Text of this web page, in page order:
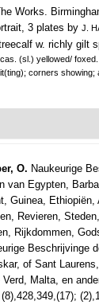
Works.
3 plates by J.
w. richly gilt
(sl.) yellowed/
corners showing;
O. Naukeurige
van Egypten,
Guinea,
Revieren,
Rijkdommen,
Beschrijvinge
of Sant
Malta, en